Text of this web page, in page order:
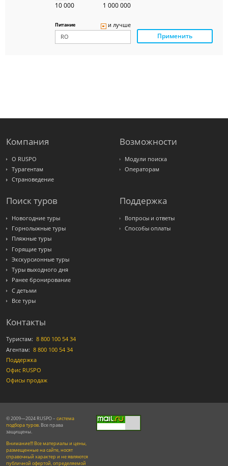
Интурист
10 000 1 000 000
Питание и лучше
Применить
Компания
О RUSPO
Турагентам
Страноведение
Возможности
Модули поиска
Операторам
Поиск туров
Новогодние туры
Горнолыжные туры
Пляжные туры
Горящие туры
Экскурсионные туры
Туры выходного дня
Ранее бронирование
С детьми
Все туры
Поддержка
Вопросы и ответы
Способы оплаты
Контакты
Туристам: 8 800 100 54 34
Агентам: 8 800 100 54 34
Поддержка
Офис RUSPO
Офисы продаж
© 2009—2024 RUSPO – система
подбора туров. Все права
защищены.
Внимание!!! Все материалы и цены,
размещенные на сайте, носят
справочный характер и не являются
публичной офертой, определяемой